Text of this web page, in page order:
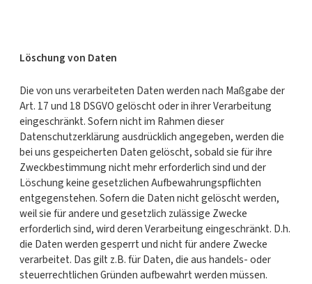
Löschung von Daten
Die von uns verarbeiteten Daten werden nach Maßgabe der
Art. 17 und 18 DSGVO gelöscht oder in ihrer Verarbeitung
eingeschränkt. Sofern nicht im Rahmen dieser
Datenschutzerklärung ausdrücklich angegeben, werden die
bei uns gespeicherten Daten gelöscht, sobald sie für ihre
Zweckbestimmung nicht mehr erforderlich sind und der
Löschung keine gesetzlichen Aufbewahrungspflichten
entgegenstehen. Sofern die Daten nicht gelöscht werden,
weil sie für andere und gesetzlich zulässige Zwecke
erforderlich sind, wird deren Verarbeitung eingeschränkt. D.h.
die Daten werden gesperrt und nicht für andere Zwecke
verarbeitet. Das gilt z.B. für Daten, die aus handels- oder
steuerrechtlichen Gründen aufbewahrt werden müssen.